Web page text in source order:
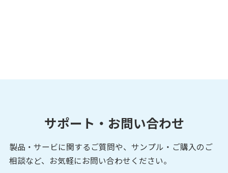
サポート・お問い合わせ
製品・サービに関するご質問や、サンプル・ご購入の ご
相談など、お気軽にお問い合わせください。